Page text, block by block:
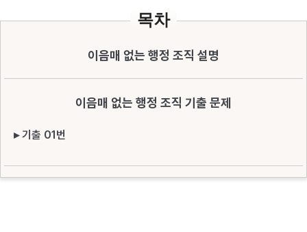
목차
이음매 없는 행정 조직 설명
이음매 없는 행정 조직 기출 문제
▸ 기출 01번